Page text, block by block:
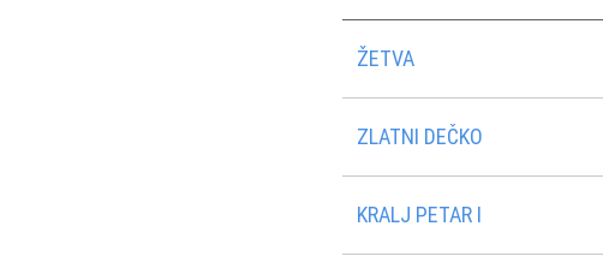
ŽETVA
ZLATNI DEČKO
KRALJ PETAR I